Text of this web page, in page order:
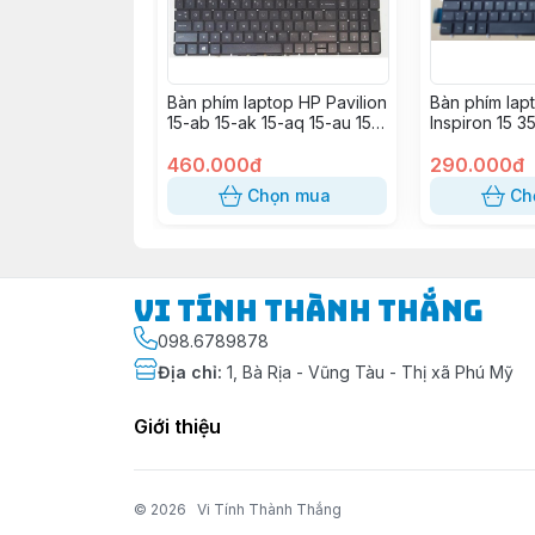
Bàn phím laptop HP Pavilion
15-ab 15-ak 15-aq 15-au 15-
17-g
460.000đ
Chọn mua
Bàn phím
Inspiron 15
5570 5575
7566 7567
3584 3590
290.000đ
Vi Tính Thành Thắng
098.6789878
Địa chỉ: 1, Bà Rịa - Vũng Tàu - Thị xã Phú Mỹ
Giới thiệu
© 2026 Vi Tính Thành Thắng